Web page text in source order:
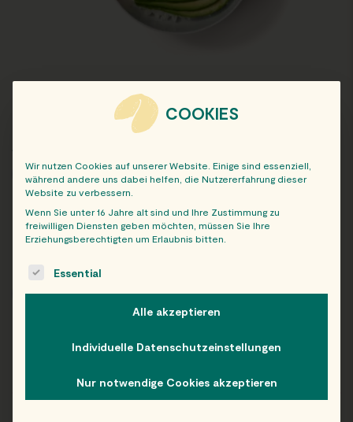
DONBURI LACHS AVOCADO
Wähle deinen Abholort:
Preis
10,49€ incl. 10% MwSt.
- + AUSWÄHLEN
COOKIES
Wir nutzen Cookies auf unserer Website. Einige sind essenziell,
während andere uns dabei helfen, die Nutzererfahrung dieser
Website zu verbessern.
Wenn Sie unter 16 Jahre alt sind und Ihre Zustimmung zu
freiwilligen Diensten geben möchten, müssen Sie Ihre
Erziehungsberechtigten um Erlaubnis bitten.
The following is a list of service groups for which consent
Essential
Alle akzeptieren
Individuelle Datenschutzeinstellungen
Nur notwendige Cookies akzeptieren